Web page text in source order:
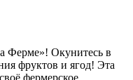
Ферме»! Окунитесь в
фруктов и ягод! Эта
фермерское